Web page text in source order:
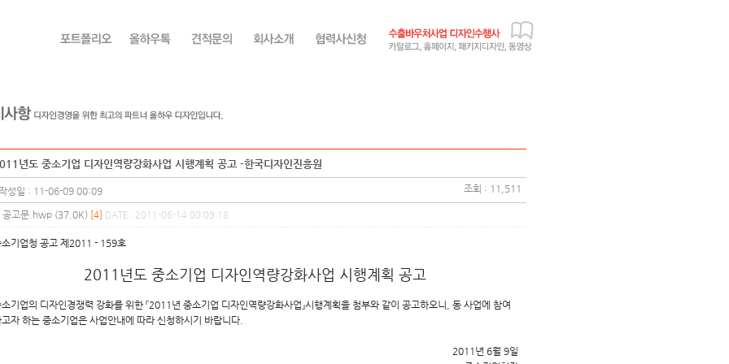
년도 중소기업 디자인역량강화사업 시행계획 공고 -한국디자인진흥원
성일 : 11-06-09 00:09 조회 : 11,511
공고문.hwp (37.0K) [4] DATE : 2011-06-14 00:09:18
기업청 공고 제2011 - 159호
2011년도 중소기업 디자인역량강화사업 시행계획 공고
기업의 디자인경쟁력 강화를 위한 『2011년 중소기업 디자인역량강화사업』시행계획을 첨부와 같이 공고하오니, 동 사업에 참여
자 하는 중소기업은 사업안내에 따라 신청하시기 바랍니다.
2011년 6월 9일